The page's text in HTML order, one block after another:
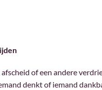
of een andere
denkt of iemand